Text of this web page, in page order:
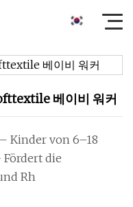
베이비 워커
Kinder von 6–18
Rh